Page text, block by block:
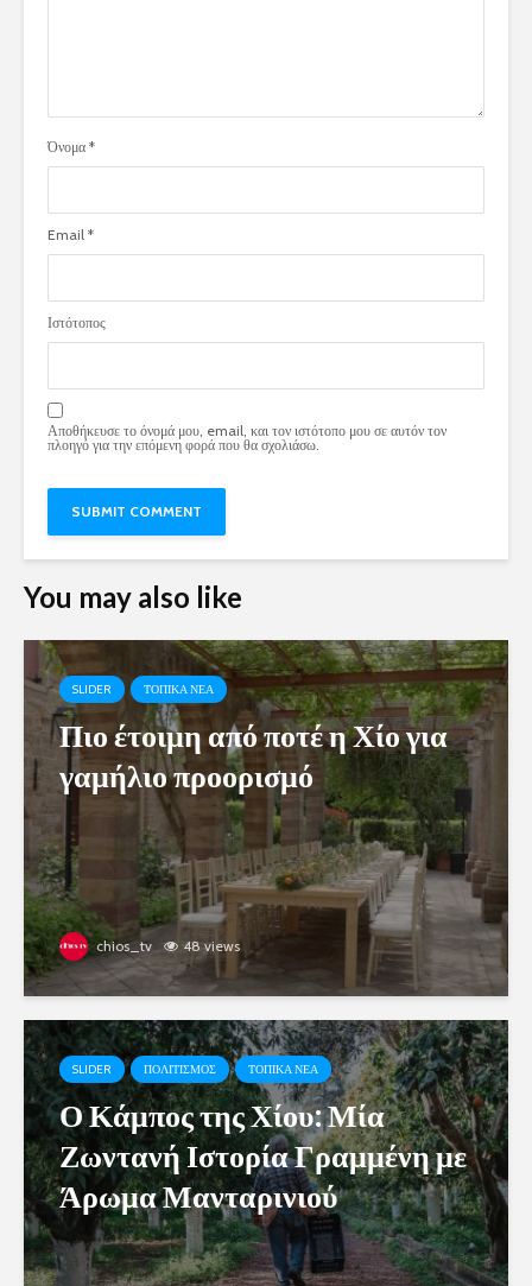
Όνομα *
Email *
Ιστότοπος
Αποθήκευσε το όνομά μου, email, και τον ιστότοπο μου σε αυτόν τον
πλοηγό για την επόμενη φορά που θα σχολιάσω.
You may also like
SLIDER ΤΟΠΙΚΑ ΝΕΑ
Πιο έτοιμη από ποτέ η Χίο για
γαμήλιο προορισμό
chios_tv 48 views
SLIDER ΠΟΛΙΤΙΣΜΟΣ ΤΟΠΙΚΑ ΝΕΑ
Ο Κάμπος της Χίου: Μία
Ζωντανή Ιστορία Γραμμένη με
Άρωμα Μανταρινιού